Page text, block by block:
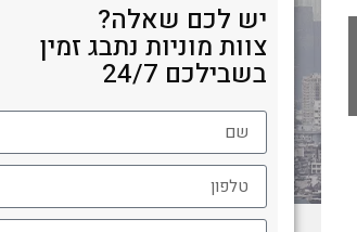
יש לכם שאלה?
צוות מוניות נתבג זמין
בשבילכם 24/7